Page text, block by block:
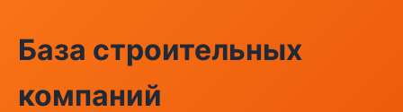
База строительных
компаний